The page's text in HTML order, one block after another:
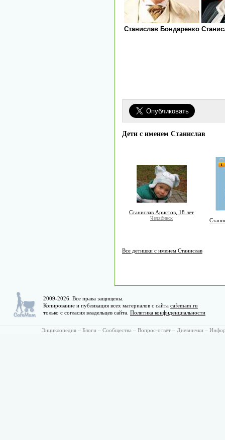
Станислав Бондаренко
Дети с именем Станислав
Станислав Аристов, 18 лет
Челябинск
Все детишки с именем Станислав
2009-2026. Все права защищены.
Копирование и публикация всех материалов с сайта cafemam.ru
только с согласия владельцев сайта. Политика конфиденциальности
Энциклопедия – Блоги – Сообщества – Вопрос-ответ – Дневнички –